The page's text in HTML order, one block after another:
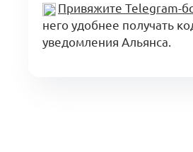
Привяжите Telegram-
него удобнее получать
уведомления Альянса.